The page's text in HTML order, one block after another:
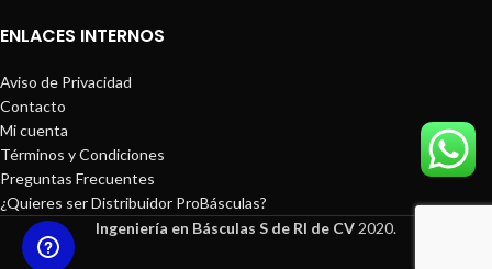
ENLACES INTERNOS
Aviso de Privacidad
Contacto
Mi cuenta
Términos y Condiciones
Preguntas Frecuentes
¿Quieres ser Distribuidor ProBásculas?
Ingeniería en Básculas S de Rl de CV 2020.